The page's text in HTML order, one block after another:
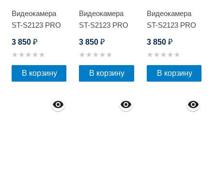
Видеокамера
ST-S2123 PRO
3 850 ₽
В корзину
Видеокамера
ST-S2123 PRO
3 850₽
В корзину
Видеокамера
ST-S2123 PRO
3 850 ₽
В корзину